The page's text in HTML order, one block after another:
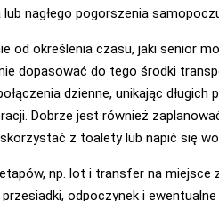
nagłego pogorszenia
od określenia czasu, jaki senior
dopasować do tego środki
dzienne, unikając
Dobrze jest również
z toalety lub napić się
np. lot i transfer na miejsce
odpoczynek i